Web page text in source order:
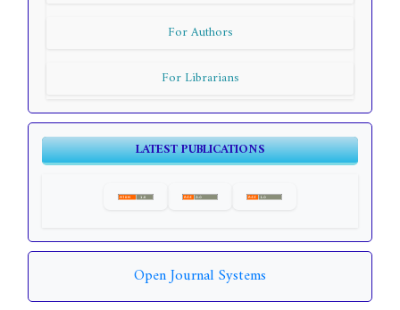
For Authors
For Librarians
LATEST PUBLICATIONS
Open Journal Systems